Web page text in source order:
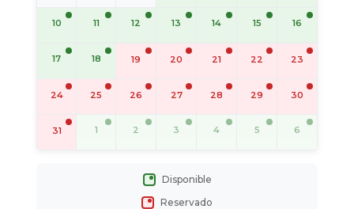
10 11 12 13 14 15 16
17 18 19 20 21 22 23
24 25 26 27 28 29 30
31 1 2 3 4 5 6
Disponible
Reservado